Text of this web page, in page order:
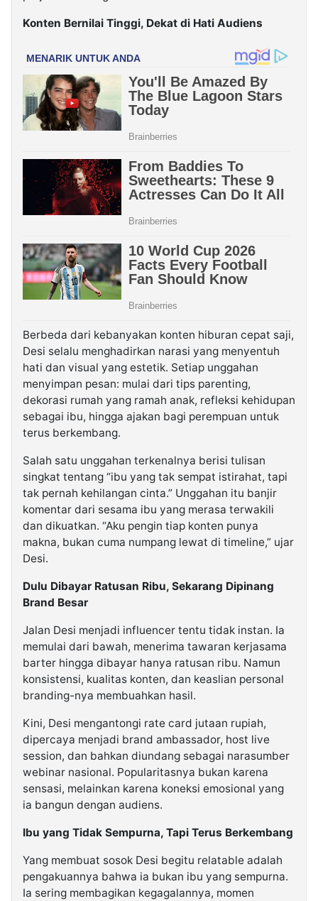
Konten Bernilai Tinggi, Dekat di Hati Audiens
Berbeda dari kebanyakan konten hiburan cepat saji,
Desi selalu menghadirkan narasi yang menyentuh
hati dan visual yang estetik. Setiap unggahan
menyimpan pesan: mulai dari tips parenting,
dekorasi rumah yang ramah anak, refleksi kehidupan
sebagai ibu, hingga ajakan bagi perempuan untuk
terus berkembang.
Salah satu unggahan terkenalnya berisi tulisan
singkat tentang “ibu yang tak sempat istirahat, tapi
tak pernah kehilangan cinta.” Unggahan itu banjir
komentar dari sesama ibu yang merasa terwakili
dan dikuatkan. “Aku pengin tiap konten punya
makna, bukan cuma numpang lewat di timeline,” ujar
Desi.
Dulu Dibayar Ratusan Ribu, Sekarang Dipinang
Brand Besar
Jalan Desi menjadi influencer tentu tidak instan. Ia
memulai dari bawah, menerima tawaran kerjasama
barter hingga dibayar hanya ratusan ribu. Namun
konsistensi, kualitas konten, dan keaslian personal
branding-nya membuahkan hasil.
Kini, Desi mengantongi rate card jutaan rupiah,
dipercaya menjadi brand ambassador, host live
session, dan bahkan diundang sebagai narasumber
webinar nasional. Popularitasnya bukan karena
sensasi, melainkan karena koneksi emosional yang
ia bangun dengan audiens.
Ibu yang Tidak Sempurna, Tapi Terus Berkembang
Yang membuat sosok Desi begitu relatable adalah
pengakuannya bahwa ia bukan ibu yang sempurna.
Ia sering membagikan kegagalannya, momen